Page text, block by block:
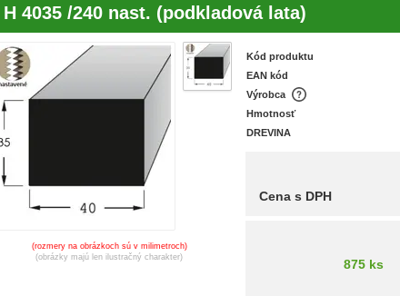
H 4035 /240 nast. (podkladová lata)
(rozmery na obrázkoch sú v milimetroch)
(obrázky majú len ilustračný charakter)
Kód produktu
EAN kód
Výrobca
Hmotnosť
DREVINA
Cena s DPH
875 ks